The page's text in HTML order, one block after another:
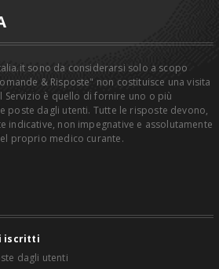
sono da considerarsi solo a scopo
& Risposte" non costituisce una visita
Servizio è quello di fornire uno o più
poste dagli utenti. Tutte le risposte devono,
indicative, non impegnative e assolutamente
proprio medico curante.
iscritti
dagli utenti